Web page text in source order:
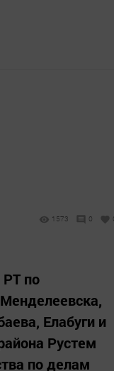
1573 0
РТ по
Елабуги и
Рустем
по делам